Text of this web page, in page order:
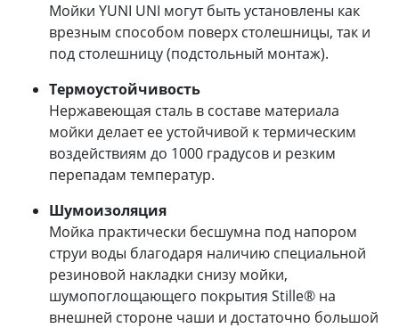
Мойки YUNI UNI могут быть установлены как
врезным способом поверх столешницы, так и
под столешницу (подстольный монтаж).
Термоустойчивость
Нержавеющая сталь в составе материала
мойки делает ее устойчивой к термическим
воздействиям до 1000 градусов и резким
перепадам температур.
Шумоизоляция
Мойка практически бесшумна под напором
струи воды благодаря наличию специальной
резиновой накладки снизу мойки,
шумопоглощающего покрытия Stille® на
внешней стороне чаши и достаточно большой